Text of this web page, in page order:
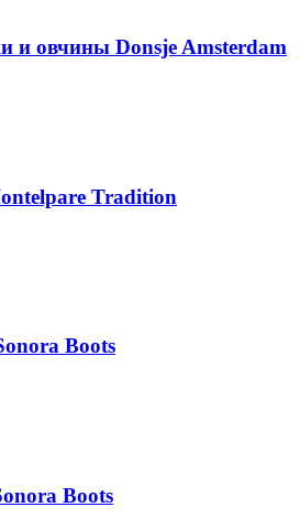
и овчины Donsje Amsterdam
Tradition
Boots
Boots